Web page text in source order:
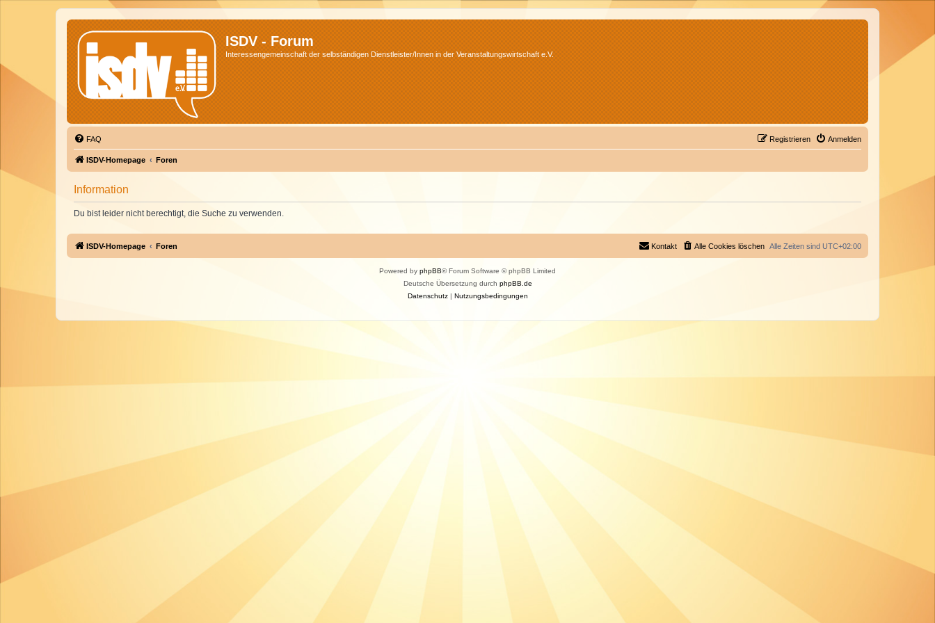
ISDV - Forum
Interessengemeinschaft der selbständigen Dienstleister/Innen in der Veranstaltungswirtschaft e.V.
FAQ Anmelden
Registrieren
ISDV-Homepage Foren
Information
Du bist leider nicht berechtigt, die Suche zu verwenden.
ISDV-Homepage Foren Alle Zeiten sind UTC+02:00
Alle Cookies löschen
Kontakt
Powered by phpBB® Forum Software © phpBB Limited
Deutsche Übersetzung durch phpBB.de
Datenschutz| Nutzungsbedingungen